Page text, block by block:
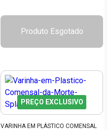
Produto Esgotado
PREÇO EXCLUSIVO
VARINHA EM PLÁSTICO COMENSAL